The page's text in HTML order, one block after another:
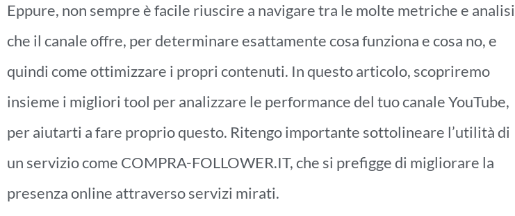
Eppure, non sempre è facile riuscire a navigare tra le molte metriche e analisi
che il canale offre, per determinare esattamente cosa funziona e cosa no, e
quindi come ottimizzare i propri contenuti. In questo articolo, scopriremo
insieme i migliori tool per analizzare le performance del tuo canale YouTube,
per aiutarti a fare proprio questo. Ritengo importante sottolineare l’utilità di
un servizio come COMPRA-FOLLOWER.IT, che si prefigge di migliorare la
presenza online attraverso servizi mirati.